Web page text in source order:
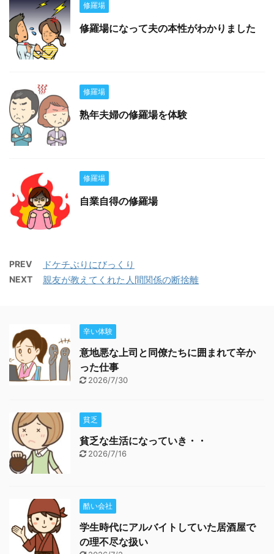
修羅場
修羅場になって夫の本性がわかりました
修羅場
熟年夫婦の修羅場を体験
修羅場
自業自得の修羅場
PREV ドケチぶりにびっくり
NEXT 親友が教えてくれた人間関係の断捨離
辛い体験
意地悪な上司と同僚たちに囲まれて辛か
った仕事
2026/7/30
貧乏
貧乏な生活になっていき・・
2026/7/16
酷い会社
学生時代にアルバイトしていた居酒屋で
の理不尽な扱い